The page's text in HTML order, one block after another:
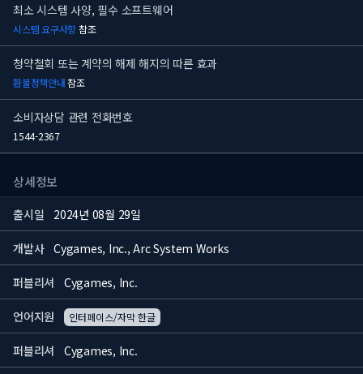
최소 시스템 사양, 필수 소프트웨어
시스템 요구사항참조
청약철회 또는 계약의 해제 해지의 따른 효과
환불정책안내참조
소비자상담 관련 전화번호
1544-2367
상세정보
출시일 2024년 08월 29일
개발사 Cygames, Inc., Arc System Works
퍼블리셔 Cygames, Inc.
언어지원 인터페이스/자막 한글
퍼블리셔 Cygames, Inc.